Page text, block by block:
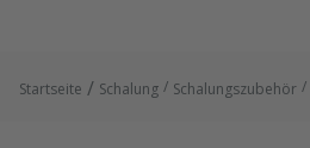
Startseite Schalung / Schalungszubehör /